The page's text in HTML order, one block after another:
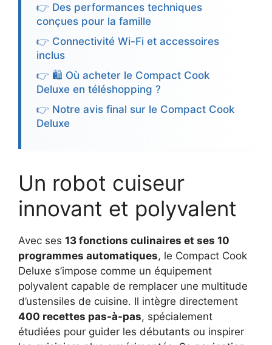
👉 Des performances techniques
conçues pour la famille
👉 Connectivité Wi-Fi et accessoires
inclus
👉 🛍️ Où acheter le Compact Cook
Deluxe en téléshopping ?
👉 Notre avis final sur le Compact Cook
Deluxe
Un robot cuiseur
innovant et polyvalent
Avec ses 13 fonctions culinaires et ses 10
programmes automatiques, le Compact Cook
Deluxe s’impose comme un équipement
polyvalent capable de remplacer une multitude
d’ustensiles de cuisine. Il intègre directement
400 recettes pas-à-pas, spécialement
étudiées pour guider les débutants ou inspirer